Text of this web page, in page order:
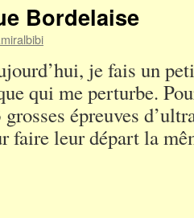
Bordelaise
je fais un
qui me perturbe.
épreuves
faire leur départ la